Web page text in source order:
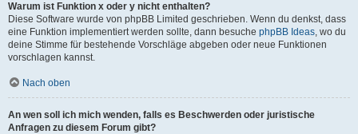
Warum ist Funktion x oder y nicht enthalten?
Diese Software wurde von phpBB Limited geschrieben. Wenn du denkst, dass
eine Funktion implementiert werden sollte, dann besuche phpBB Ideas, wo du
deine Stimme für bestehende Vorschläge abgeben oder neue Funktionen
vorschlagen kannst.
Nach oben
An wen soll ich mich wenden, falls es Beschwerden oder juristische
Anfragen zu diesem Forum gibt?